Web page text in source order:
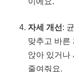
자세 개선:
맞추고 바른
앉아 있거나
줄여줘요.